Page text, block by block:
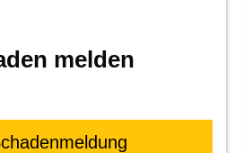
melden